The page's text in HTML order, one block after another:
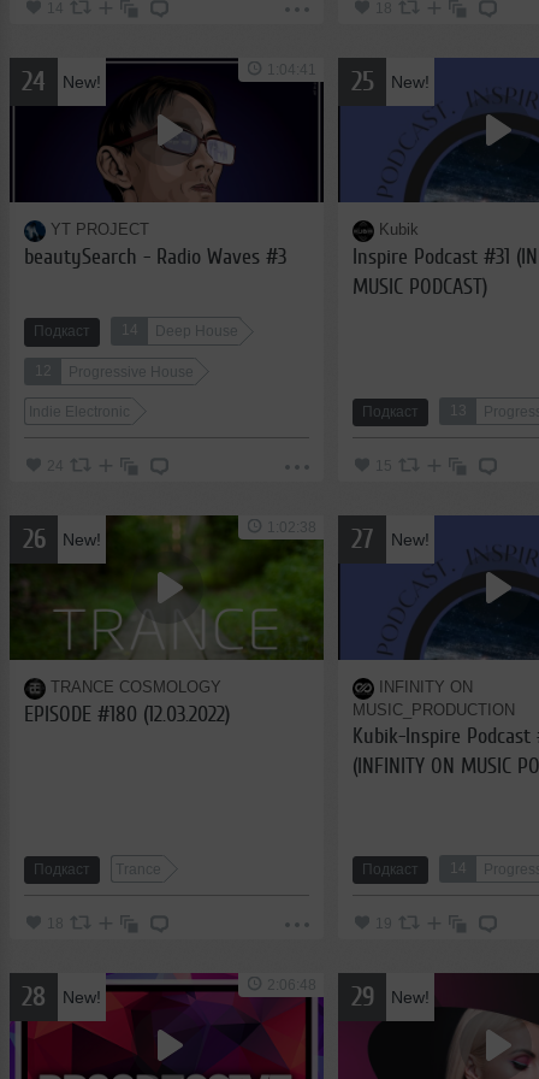
24 New!
YT PROJECT
beautySearch - Radio Waves #3
Подкаст Deep House
12 Progressive House
Indie Electronic
24
25 New!
Kubik
Inspire Podcast #31
MUSIC PODCAST)
Подкаст 13
15
26 New!
TRANCE COSMOLOGY
EPISODE #180 (12.03.2022)
Подкаст Trance
1:02:38 27 New!
INFINITY ON
MUSIC_PRODUCTION
Kubik-Inspire Podcast
(INFINITY ON MUSIC
Подкаст 14
19
28 New!
2:06:48 29 New!